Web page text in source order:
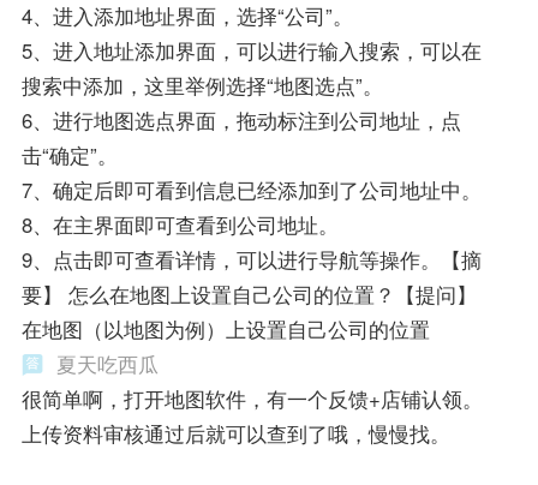
4、进入添加地址界面，选择“公司”。
5、进入地址添加界面，可以进行输入搜索，可以在
搜索中添加，这里举例选择“地图选点”。
6、进行地图选点界面，拖动标注到公司地址，点
击“确定”。
7、确定后即可看到信息已经添加到了公司地址中。
8、在主界面即可查看到公司地址。
9、点击即可查看详情，可以进行导航等操作。【摘
要】 怎么在地图上设置自己公司的位置？【提问】
在地图（以地图为例）上设置自己公司的位置
夏天吃西瓜
很简单啊，打开地图软件，有一个反馈+店铺认领。
上传资料审核通过后就可以查到了哦，慢慢找。